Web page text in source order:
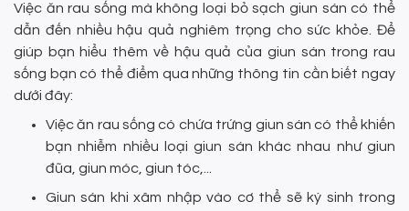
Việc ăn rau sống mà không loại bỏ sạch giun sán có thể
dẫn đến nhiều hậu quả nghiêm trọng cho sức khỏe. Để
giúp bạn hiểu thêm về hậu quả của giun sán trong rau
sống bạn có thể điểm qua những thông tin cần biết ngay
dưới đây:
Việc ăn rau sống có chứa trứng giun sán có thể khiến
bạn nhiễm nhiều loại giun sán khác nhau như giun
đũa, giun móc, giun tóc,...
Giun sán khi xâm nhập vào cơ thể sẽ ký sinh trong